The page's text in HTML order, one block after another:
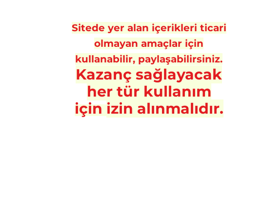
Sitede yer alan içerikleri ticari
olmayan amaçlar için
kullanabilir, paylaşabilirsiniz.
Kazanç sağlayacak
her tür kullanım
içinizin alınmalıdır.